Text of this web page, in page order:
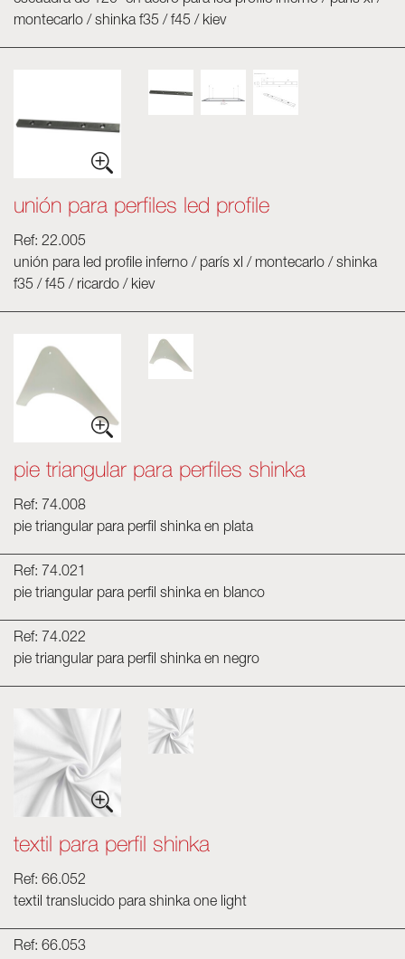
montecarlo / shinka f35 / f45 / kiev
unión para perfiles led profile
Ref: 22.005
unión para led profile inferno / parís xl / montecarlo / shinka
f35 / f45 / ricardo / kiev
pie triangular para perfiles shinka
Ref: 74.008
pie triangular para perfil shinka en plata
Ref: 74.021
pie triangular para perfil shinka en blanco
Ref: 74.022
pie triangular para perfil shinka en negro
textil para perfil shinka
Ref: 66.052
textil translucido para shinka one light
Ref: 66.053